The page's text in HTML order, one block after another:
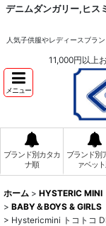
デニムダンガリー,ヒス
人気子供服やレディースブラ
11,000円以上
メニュー
ブランド別カタカ
ナ順
ブランド別
ァベッ
ホーム > HYSTERIC
> BABY＆BOYS & GIRLS
> Hystericmini トコトコ